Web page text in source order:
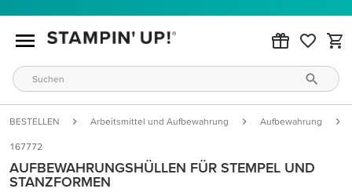
BESTELLEN Arbeitsmittel und Aufbewahrung Aufbewahrung
167772
AUFBEWAHRUNGSHÜLLEN FÜR STEMPEL UND
STANZFORMEN